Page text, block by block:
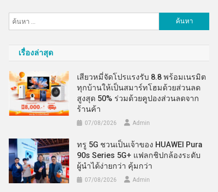
สำหรับ:
เรื่องล่าสุด
เสียวหมี่จัดโปรแรงรับ 8.8 พร้อมเนรมิต
ทุกบ้านให้เป็นสมาร์ทโฮมด้วยส่วนลด
สูงสุด 50% ร่วมด้วยคูปองส่วนลดจาก
ร้านค้า
07/08/2026 Admin
ทรู 5G ชวนเป็นเจ้าของ HUAWEI Pura
90s Series 5G+ แฟลกชิปกล้องระดับ
ผู้นำได้ง่ายกว่า คุ้มกว่า
07/08/2026 Admin